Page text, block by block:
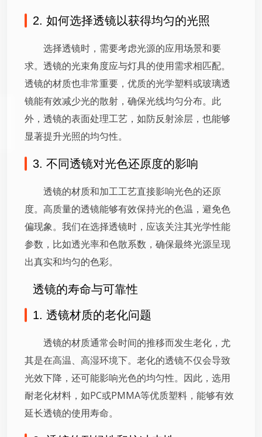
2. 如何选择透镜以获得均匀的光照
选择透镜时，需要考虑光源的应用场景和要
求。透镜的光束角度应与灯具的使用需求相匹配。
透镜的材质也非常重要，优质的光学塑料或玻璃透
镜能有效减少光的散射，确保光线均匀分布。此
外，透镜的表面处理工艺，如防反射涂层，也能够
显著提升光照的均匀性。
3. 不同透镜对光色还原度的影响
透镜的材质和加工工艺直接影响光色的还原
度。高质量的透镜能够有效保持光的色温，避免色
偏现象。我们在选择透镜时，应该关注其光学性能
参数，比如透光率和色散系数，确保最终光源呈现
出真实和均匀的色彩。
透镜的寿命与可靠性
1. 透镜材质的老化问题
透镜的材质通常会时间的推移而发生老化，尤
其是在高温、高湿环境下。老化的透镜不仅会导致
光效下降，还可能影响光色的均匀性。因此，选用
耐老化材料，如PC或PMMA等优质塑料，能够有效
延长透镜的使用寿命。